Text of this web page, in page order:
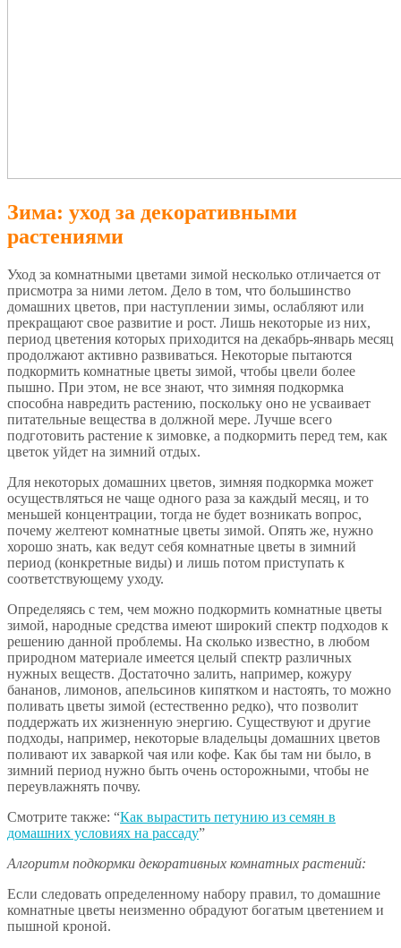
Зима: уход за декоративными
растениями
Уход за комнатными цветами зимой несколько отличается от
присмотра за ними летом. Дело в том, что большинство
домашних цветов, при наступлении зимы, ослабляют или
прекращают свое развитие и рост. Лишь некоторые из них,
период цветения которых приходится на декабрь-январь месяц
продолжают активно развиваться. Некоторые пытаются
подкормить комнатные цветы зимой, чтобы цвели более
пышно. При этом, не все знают, что зимняя подкормка
способна навредить растению, поскольку оно не усваивает
питательные вещества в должной мере. Лучше всего
подготовить растение к зимовке, а подкормить перед тем, как
цветок уйдет на зимний отдых.
Для некоторых домашних цветов, зимняя подкормка может
осуществляться не чаще одного раза за каждый месяц, и то
меньшей концентрации, тогда не будет возникать вопрос,
почему желтеют комнатные цветы зимой. Опять же, нужно
хорошо знать, как ведут себя комнатные цветы в зимний
период (конкретные виды) и лишь потом приступать к
соответствующему уходу.
Определяясь с тем, чем можно подкормить комнатные цветы
зимой, народные средства имеют широкий спектр подходов к
решению данной проблемы. На сколько известно, в любом
природном материале имеется целый спектр различных
нужных веществ. Достаточно залить, например, кожуру
бананов, лимонов, апельсинов кипятком и настоять, то можно
поливать цветы зимой (естественно редко), что позволит
поддержать их жизненную энергию. Существуют и другие
подходы, например, некоторые владельцы домашних цветов
поливают их заваркой чая или кофе. Как бы там ни было, в
зимний период нужно быть очень осторожными, чтобы не
переувлажнять почву.
Смотрите также: “Как вырастить петунию из семян в
домашних условиях на рассаду”
Алгоритм подкормки декоративных комнатных растений:
Если следовать определенному набору правил, то домашние
комнатные цветы неизменно обрадуют богатым цветением и
пышной кроной.